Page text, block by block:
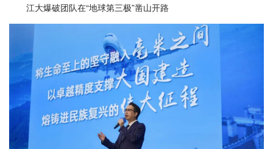
江大爆破团队在“地球第三极”凿山开路